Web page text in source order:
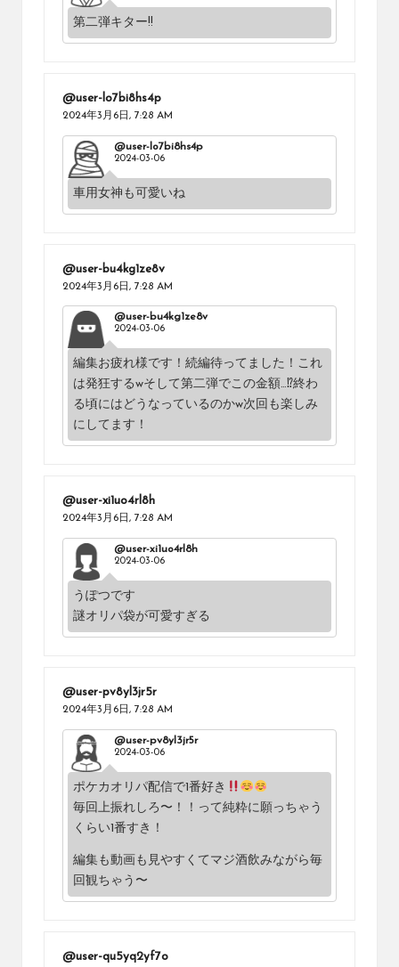
第二弾キター!!
@user-lo7bi8hs4p
2024年3月6日, 7:28 AM
@user-lo7bi8hs4p
2024-03-06
車用女神も可愛いね
@user-bu4kg1ze8v
2024年3月6日, 7:28 AM
@user-bu4kg1ze8v
2024-03-06
編集お疲れ様です！続編待ってました！これ
は発狂するwそして第二弾でこの金額…⁉︎終わ
る頃にはどうなっているのかw次回も楽しみ
にしてます！
@user-xi1uo4rl8h
2024年3月6日, 7:28 AM
@user-xi1uo4rl8h
2024-03-06
うぽつです
謎オリパ袋が可愛すぎる
@user-pv8yl3jr5r
2024年3月6日, 7:28 AM
@user-pv8yl3jr5r
2024-03-06
ポケカオリパ配信で1番好き
毎回上振れしろ〜！！って純粋に願っちゃう
くらい1番すき！
編集も動画も見やすくてマジ酒飲みながら毎
回観ちゃう〜
@user-qu5yq2yf7o